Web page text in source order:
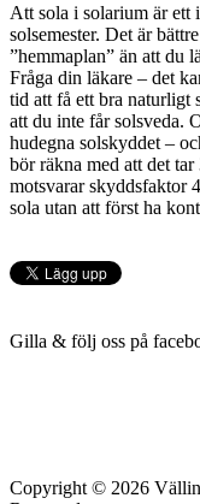
Att sola i solarium är ett
solsemester. Det är
”hemmaplan” än att du
Fråga din läkare – det
tid att få ett bra naturligt
att du inte får solsveda.
hudegna solskyddet –
bör räkna med att det
motsvarar skyddsfaktor
sola utan att först ha
Gilla & följ oss på
Copyright © 2026